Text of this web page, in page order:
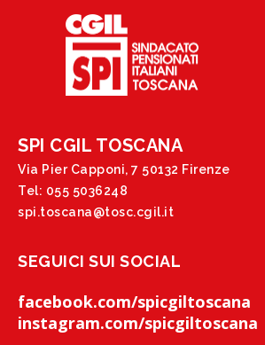
SPI CGIL TOSCANA
Via Pier Capponi, 7 50132 Firenze
Tel: 055 5036248
spi.toscana@tosc.cgil.it
SEGUICI SUI SOCIAL
facebook.com/spicgiltoscana
instagram.com/spicgiltoscana